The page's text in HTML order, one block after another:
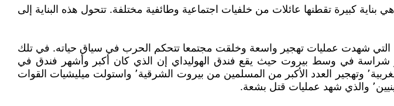
كبيرة تقطنها عائلات من خلفيات اجتماعية وطائفية مختلفة. تتحول هذه البناية إلى
في الفترة الأولى من الحرب الأهلية في لبنان (1975-1976)٬ وهي الفترة التي شهدت عمليات تهجير واسعة وخلقت مجتمعا تتحكم الحرب في سياق حياته. في تلك
واحدة شرقية وأخرى غربية٬ ودارت معاركها الأكثر شراسة في وسط بيروت حيث يقع فندق الهوليداي إن الذي كان أكبر وأشهر فندق في
بيروت والذي دارت فيه معارك قاسية. كما تم تهجير العدد الأكبر من المسيحيين من بيروت الغربية٬ وتهجير العدد الأكبر من المسلمين من بيروت الشرقية٬ واستولت ميليشيات القوات